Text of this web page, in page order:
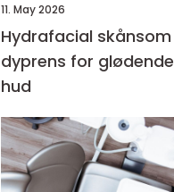
11. May 2026
Hydrafacial skånsom
dyprens for glødende
hud